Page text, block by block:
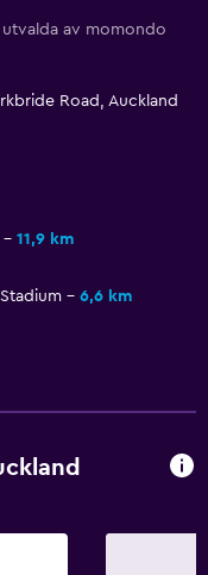
av momondo
Road, Auckland
11,9 km
6,6 km